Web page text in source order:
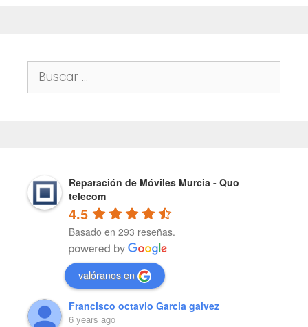
Buscar:
Reparación de Móviles Murcia - Quo
telecom
4.5
Basado en 293 reseñas.
valóranos en
Francisco octavio Garcia galvez
6 years ago